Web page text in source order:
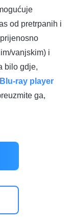
od pretrpanih i
vanjskim) i
bilo gdje,
ray player
ga,